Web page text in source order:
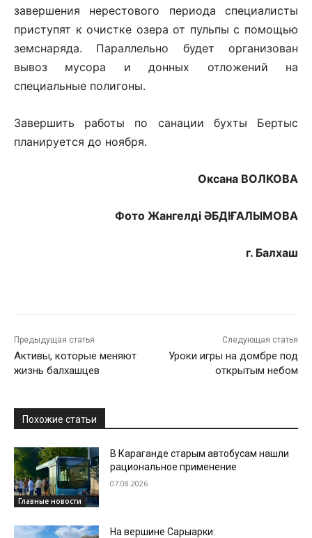
завершения нерестового периода специалисты
приступят к очистке озера от пульпы с помощью
земснаряда. Параллельно будет организован
вывоз мусора и донных отложений на
специальные полигоны.
Завершить работы по санации бухты Бертыс
планируется до ноября.
Оксана ВОЛКОВА
Фото Жангелдi ӘБДІҒАЛЫМОВА
г. Балхаш
Предыдущая статья
Активы, которые меняют
жизнь балхашцев
Следующая статья
Уроки игры на домбре под
открытым небом
Похожие статьи
Главные новости
В Караганде старым автобусам нашли
рациональное применение
07.08.2026
На вершине Сарыарки: